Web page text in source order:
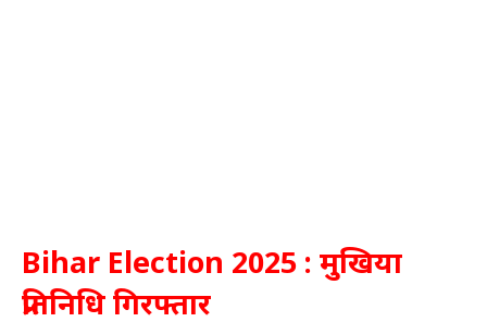
Bihar Election 2025 : मुखिया
प्रतिनिधि गिरफ्तार